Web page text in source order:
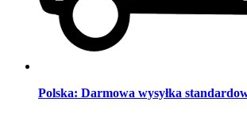
Polska: Darmowa wysyłka